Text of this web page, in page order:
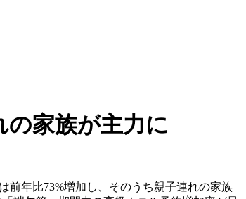
の家族が主力に
前年比73%増加し、そのうち親子連れの家族